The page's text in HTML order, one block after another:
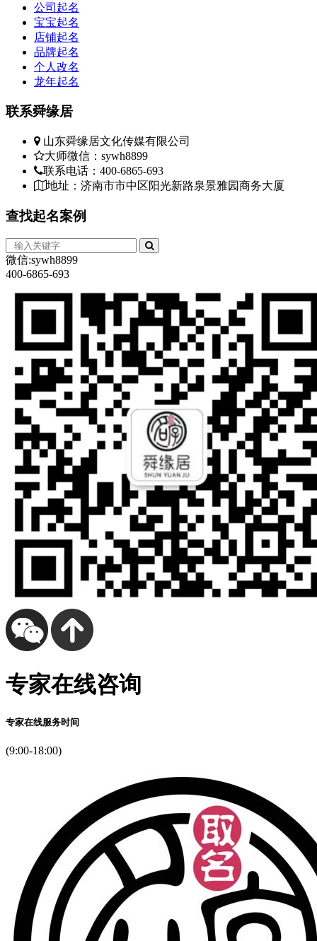
公司起名
宝宝起名
店铺起名
品牌起名
个人改名
龙年起名
联系舜缘居
山东舜缘居文化传媒有限公司
大师微信：sywh8899
联系电话：400-6865-693
地址：济南市市中区阳光新路泉景雅园商务大厦
查找起名案例
微信:sywh8899
400-6865-693
专家在线咨询
专家在线服务时间
(9:00-18:00)